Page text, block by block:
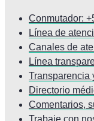
Conmutador:
Línea de
Canales de
Línea
Transparencia
Directorio
Comentarios,
Trabaje con